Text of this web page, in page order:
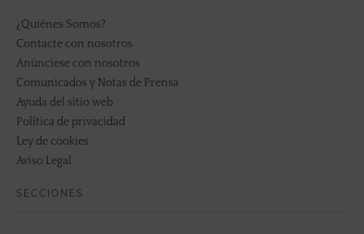
¿Quiénes Somos?
Contacte con nosotros
Anúnciese con nosotros
Comunicados y Notas de Prensa
Ayuda del sitio web
Política de privacidad
Ley de cookies
Aviso Legal
SECCIONES